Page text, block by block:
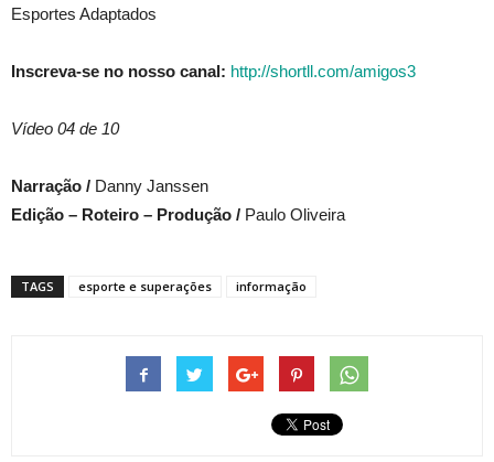
Esportes Adaptados
Inscreva-se no nosso canal: http://shortll.com/amigos3
Vídeo 04 de 10
Narração / Danny Janssen
Edição – Roteiro – Produção / Paulo Oliveira
TAGS esporte e superações informação